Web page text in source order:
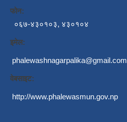
फोन:
०६७-४३०१०३, ४३०१०४
इमेल:
phalewashnagarpalika@gmail.com
वेबसाइट:
http://www.phalewasmun.gov.np